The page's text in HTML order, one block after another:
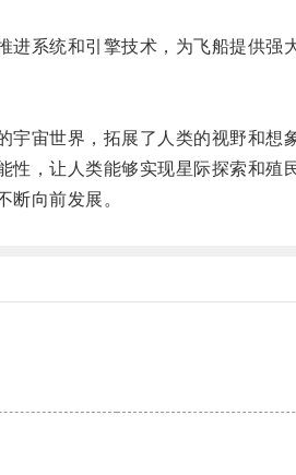
统和引擎技术，为飞船提供强
宙世界，拓展了人类的视野和想象
，让人类能够实现星际探索和殖民
向前发展。